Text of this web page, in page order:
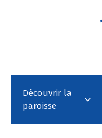
Découvrir la
paroisse